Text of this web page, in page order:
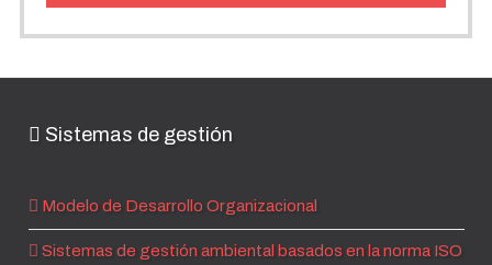
Sistemas de gestión
Modelo de Desarrollo Organizacional
Sistemas de gestión ambiental basados en la norma ISO